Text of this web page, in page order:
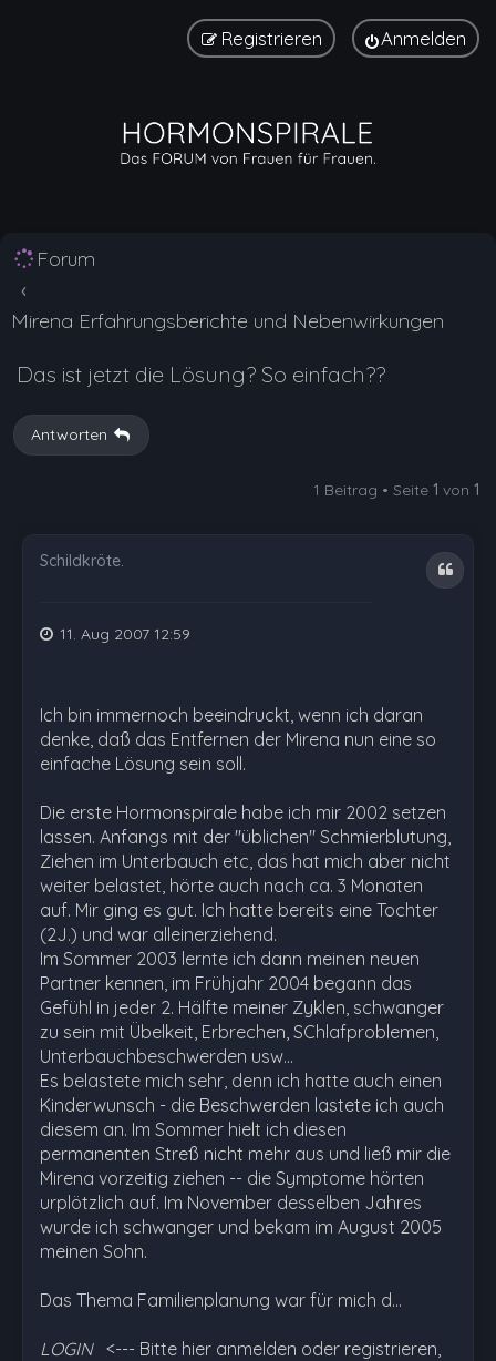
Anmelden
Registrieren
Forum
Mirena Erfahrungsberichte und Nebenwirkungen
Das ist jetzt die Lösung? So einfach??
Antworten
1 Beitrag • Seite 1 von 1
Schildkröte. Zitat
11. Aug 2007 12:59
Ich bin immernoch beeindruckt, wenn ich daran
denke, daß das Entfernen der Mirena nun eine so
einfache Lösung sein soll.
Die erste Hormonspirale habe ich mir 2002 setzen
lassen. Anfangs mit der "üblichen" Schmierblutung,
Ziehen im Unterbauch etc, das hat mich aber nicht
weiter belastet, hörte auch nach ca. 3 Monaten
auf. Mir ging es gut. Ich hatte bereits eine Tochter
(2J.) und war alleinerziehend.
Im Sommer 2003 lernte ich dann meinen neuen
Partner kennen, im Frühjahr 2004 begann das
Gefühl in jeder 2. Hälfte meiner Zyklen, schwanger
zu sein mit Übelkeit, Erbrechen, SChlafproblemen,
Unterbauchbeschwerden usw...
Es belastete mich sehr, denn ich hatte auch einen
Kinderwunsch - die Beschwerden lastete ich auch
diesem an. Im Sommer hielt ich diesen
permanenten Streß nicht mehr aus und ließ mir die
Mirena vorzeitig ziehen -- die Symptome hörten
urplötzlich auf. Im November desselben Jahres
wurde ich schwanger und bekam im August 2005
meinen Sohn.
Das Thema Familienplanung war für mich d…
LOGIN <--- Bitte hier anmelden oder registrieren,